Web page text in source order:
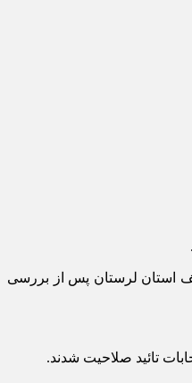
استان لرستان پس از بررسی